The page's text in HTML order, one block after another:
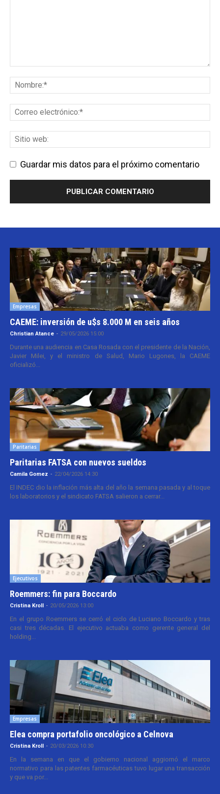
Guardar mis datos para el próximo comentario
Empresas
CAEME: inversión de u$s 8.000 M en seis años
Christian Atance - 29/05/2026 15:00
Durante una audiencia en Casa Rosada con el presidente de la Nación,
Javier Milei, y el ministro de Salud, Mario Lugones, la CAEME
oficializó...
Paritarias
Paritarias FATSA con nuevos sueldos
Camila Gomez - 22/04/2026 14:30
El INDEC dio la inflación más alta del año la semana pasada y al toque
los laboratorios y el sindicato FATSA salieron a cerrar...
Ejecutivos
Roemmers: fin para Boccardo
Cristina Kroll - 20/05/2026 13:00
En el grupo Roemmers se cerró el ciclo de Luciano Boccardo y tras
casi tres décadas. El ejecutivo actuaba como gerente general del
holding...
Empresas
Elea compra portafolio oncológico a Celnova
Cristina Kroll - 20/03/2026 10:30
En la semana en que el gobierno nacional aggiornó el marco
normativo para las patentes farmacéuticas tuvo lugar una transacción
y que va por...